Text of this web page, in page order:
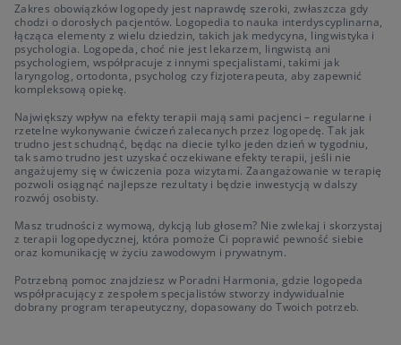
Zakres obowiązków logopedy jest naprawdę szeroki, zwłaszcza gdy
chodzi o dorosłych pacjentów. Logopedia to nauka interdyscyplinarna,
łącząca elementy z wielu dziedzin, takich jak medycyna, lingwistyka i
psychologia. Logopeda, choć nie jest lekarzem, lingwistą ani
psychologiem, współpracuje z innymi specjalistami, takimi jak
laryngolog, ortodonta, psycholog czy fizjoterapeuta, aby zapewnić
kompleksową opiekę.
Największy wpływ na efekty terapii mają sami pacjenci – regularne i
rzetelne wykonywanie ćwiczeń zalecanych przez logopedę. Tak jak
trudno jest schudnąć, będąc na diecie tylko jeden dzień w tygodniu,
tak samo trudno jest uzyskać oczekiwane efekty terapii, jeśli nie
angażujemy się w ćwiczenia poza wizytami. Zaangażowanie w terapię
pozwoli osiągnąć najlepsze rezultaty i będzie inwestycją w dalszy
rozwój osobisty.
Masz trudności z wymową, dykcją lub głosem? Nie zwlekaj i skorzystaj
z terapii logopedycznej, która pomoże Ci poprawić pewność siebie
oraz komunikację w życiu zawodowym i prywatnym.
Potrzebną pomoc znajdziesz w Poradni Harmonia, gdzie logopeda
współpracujący z zespołem specjalistów stworzy indywidualnie
dobrany program terapeutyczny, dopasowany do Twoich potrzeb.